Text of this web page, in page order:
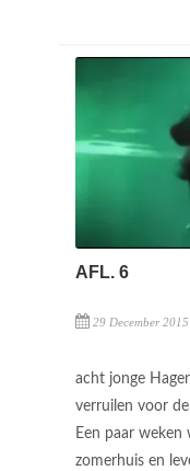
AFL. 6
29 December 2015
acht jonge
verruilen voor
Een paar weken
zomerhuis en